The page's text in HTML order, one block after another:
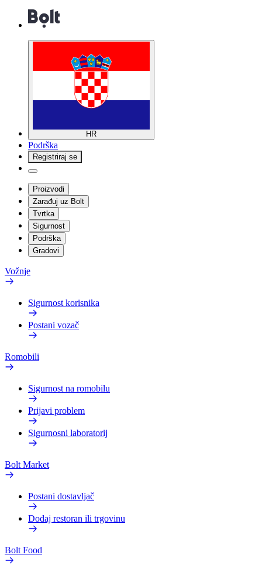
HR
Podrška
Registriraj se
Proizvodi
Zarađuj uz Bolt
Tvrtka
Sigurnost
Podrška
Gradovi
Vožnje
Sigurnost korisnika
Postani vozač
Romobili
Sigurnost na romobilu
Prijavi problem
Sigurnosni laboratorij
Bolt Market
Postani dostavljač
Dodaj restoran ili trgovinu
Bolt Food